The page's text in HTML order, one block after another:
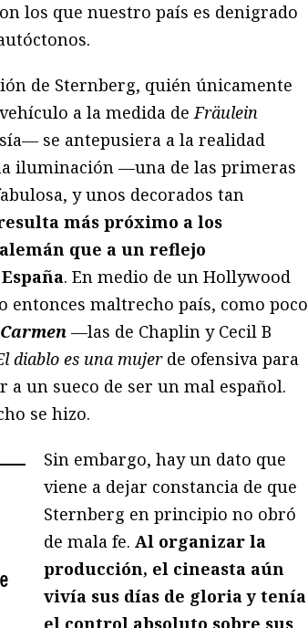
los que nuestro país es denigrado
de Sternberg, quién únicamente
a la medida deFräulein
se antepusiera a la realidad
iluminación —una de las primeras
y unos decorados tan
más próximo a los
que a un reflejo
. En medio de un Hollywood
maltrecho país, como poco
Carmen —las de Chaplin y Cecil B
diablo es una mujer de ofensiva para
un sueco de ser un mal español.
se hizo.
Sin embargo, hay un dato que
viene a dejar constancia de que
Sternberg en principio no obró
de mala fe.Al organizar la
producción, el cineasta aún
vivía sus días de gloria y tenía